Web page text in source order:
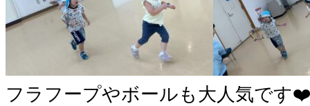
フラフープやボールも大人気です❤️